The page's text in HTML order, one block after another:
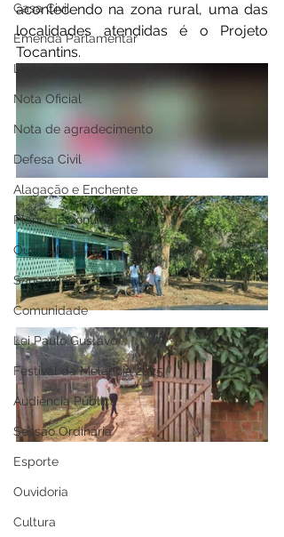
Casa Civil
Emenda Parlamentar
Licitações
Nota Oficial
Nota de agradecimento
Defesa Civil
Alagação e Enchente
Plano de contingência
Outros boletins
Saneamento
Comunidade
Lei Paulo Gustavo
Festival da Melancia 2025
Audiência Pública
Sessão Ordinária
Esporte
Ouvidoria
Cultura
acontecendo na zona rural, uma das
localidades atendidas é o Projeto
Tocantins.